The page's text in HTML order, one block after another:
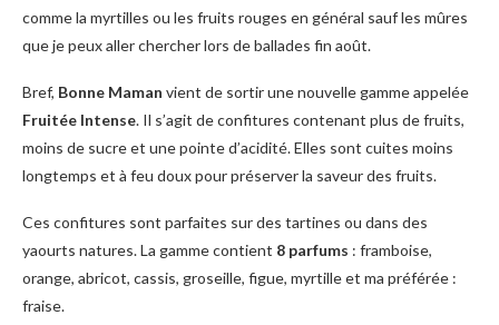
comme la myrtilles ou les fruits rouges en général sauf les mûres
que je peux aller chercher lors de ballades fin août.
Bref, Bonne Maman vient de sortir une nouvelle gamme appelée
Fruitée Intense. Il s’agit de confitures contenant plus de fruits,
moins de sucre et une pointe d’acidité. Elles sont cuites moins
longtemps et à feu doux pour préserver la saveur des fruits.
Ces confitures sont parfaites sur des tartines ou dans des
yaourts natures. La gamme contient 8 parfums : framboise,
orange, abricot, cassis, groseille, figue, myrtille et ma préférée :
fraise.